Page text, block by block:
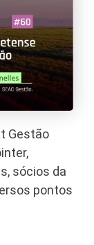
Gestão
sócios da
pontos